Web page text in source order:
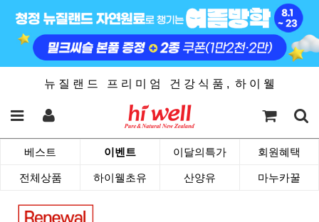
뉴 질 랜 드 프 리 미 엄 건 강 식 품 , 하 이 웰
베스트 이벤트 이달의특가 회원혜택
전체상품 하이웰초유 산양유 마누카꿀